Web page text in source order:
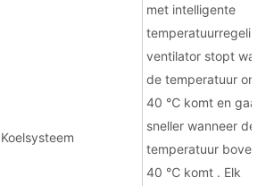
Koelsysteem
met intelligente
temperatuurregeling.
ventilator stopt
de temperatuur
40 ℃ komt en gaat
sneller wanneer de
temperatuur boven
40 ℃ komt . Elk